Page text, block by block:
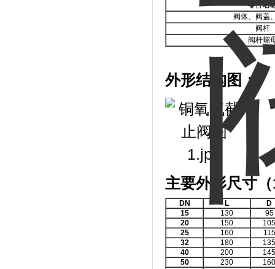
零件名
阀体、阀盖
阀杆
阀杆螺
外形结构图：
主要外形尺寸（
DN L
D
15
130
95
20
150
105
25
160
115
32
180
135
40
200
145
50
230
160